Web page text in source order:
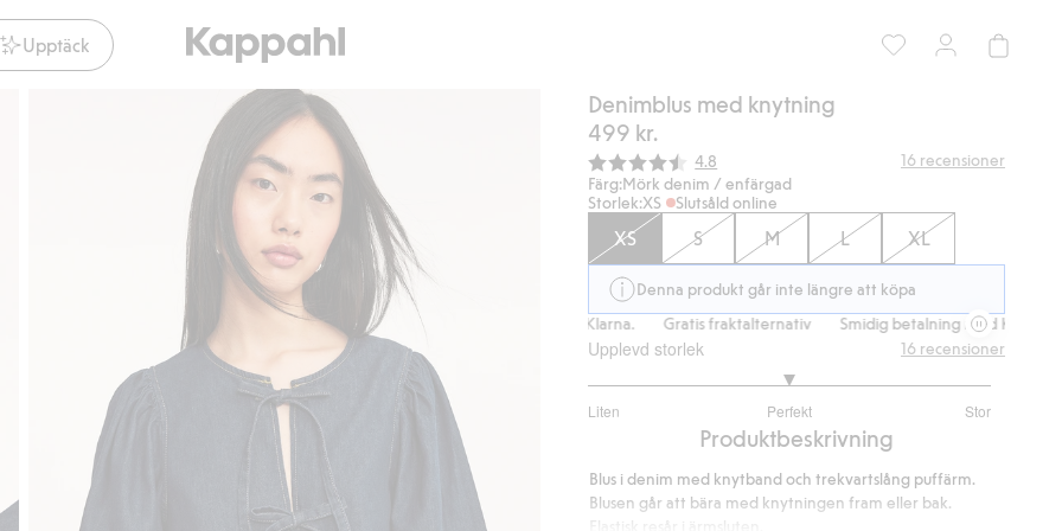
Upptäck
Denimblus med knytning
499 kr.
Snittbetyg:
4.8 16 recensioner
Färg:Mörk denim / enfärgad
Storlek:XS Slutsåld online
XS S M L XL
Denna produkt går inte längre att köpa
Gratis fraktalternativ
Smidig betalning med Klarna. Gratis fraktalternativ Smidig betalning med Klarna.
Upplevd storlek
Liten Perfekt Stor
utav
12
betyg
16 recensioner
Produktbeskrivning
Blus i denim med knytband och trekvartslång puffärm.
Blusen går att bära med knytningen fram eller bak.